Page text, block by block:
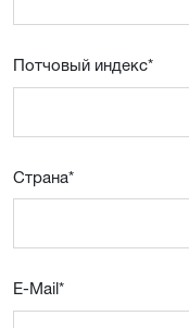
Потчовый индекс*
Страна*
E-Mail*